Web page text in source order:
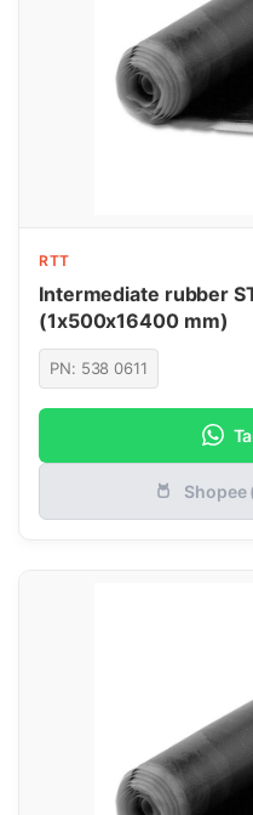
RTT
Intermediate rubber
(1x500x16400 mm)
PN: 538 0611
Shopee